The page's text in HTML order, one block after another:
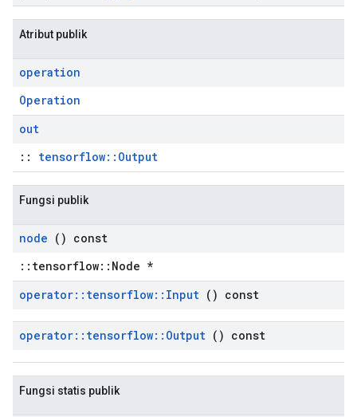
Atribut publik
operation
Operation
out
:: tensorflow::Output
Fungsi publik
node () const
::tensorflow::Node *
operator:: tensorflow:: Input () const
operator:: tensorflow:: Output () const
Fungsi statis publik